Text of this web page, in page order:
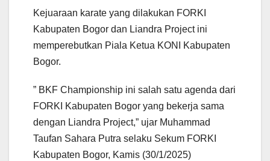
Kejuaraan karate yang dilakukan FORKI
Kabupaten Bogor dan Liandra Project ini
memperebutkan Piala Ketua KONI Kabupaten
Bogor.
” BKF Championship ini salah satu agenda dari
FORKI Kabupaten Bogor yang bekerja sama
dengan Liandra Project,” ujar Muhammad
Taufan Sahara Putra selaku Sekum FORKI
Kabupaten Bogor, Kamis (30/1/2025)